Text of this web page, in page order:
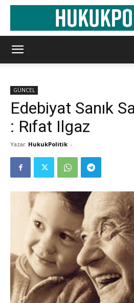
GÜNCEL
Edebiyat Sanık
: Rıfat Ilgaz
Yazar HukukPolitik -